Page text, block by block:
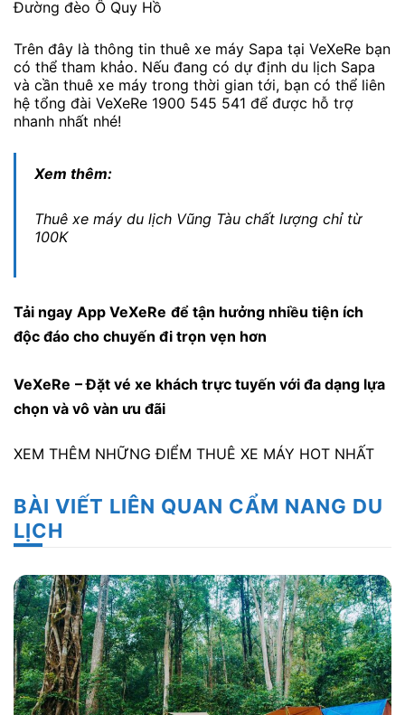
Đường đèo Ô Quy Hồ
Trên đây là thông tin thuê xe máy Sapa tại VeXeRe bạn
có thể tham khảo. Nếu đang có dự định du lịch Sapa
và cần thuê xe máy trong thời gian tới, bạn có thể liên
hệ tổng đài VeXeRe 1900 545 541 để được hỗ trợ
nhanh nhất nhé!
Xem thêm:
Thuê xe máy du lịch Vũng Tàu chất lượng chỉ từ
100K
Tải ngay App VeXeRe để tận hưởng nhiều tiện ích
độc đáo cho chuyến đi trọn vẹn hơn
VeXeRe – Đặt vé xe khách trực tuyến với đa dạng lựa
chọn và vô vàn ưu đãi
XEM THÊM NHỮNG ĐIỂM THUÊ XE MÁY HOT NHẤT
BÀI VIẾT LIÊN QUAN CẨM NANG DU
LỊCH